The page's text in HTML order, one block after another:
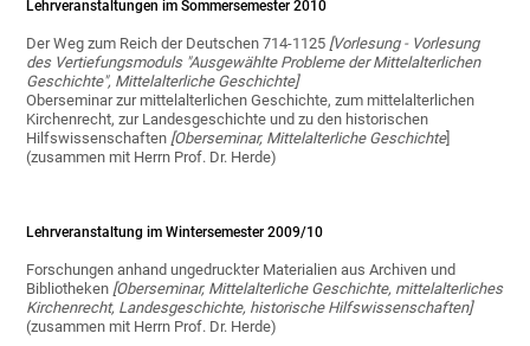
Lehrveranstaltungen im Sommersemester 2010
Der Weg zum Reich der Deutschen 714-1125 [Vorlesung - Vorlesung
des Vertiefungsmoduls "Ausgewählte Probleme der Mittelalterlichen
Geschichte", Mittelalterliche Geschichte]
Oberseminar zur mittelalterlichen Geschichte, zum mittelalterlichen
Kirchenrecht, zur Landesgeschichte und zu den historischen
Hilfswissenschaften [Oberseminar, Mittelalterliche Geschichte]
(zusammen mit Herrn Prof. Dr. Herde)
Lehrveranstaltung im Wintersemester 2009/10
Forschungen anhand ungedruckter Materialien aus Archiven und
Bibliotheken [Oberseminar, Mittelalterliche Geschichte, mittelalterliches
Kirchenrecht, Landesgeschichte, historische Hilfswissenschaften]
(zusammen mit Herrn Prof. Dr. Herde)